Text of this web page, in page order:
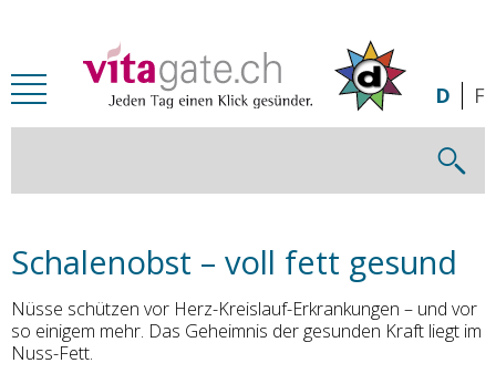
D F
Schalenobst – voll fett gesund
Nüsse schützen vor Herz-Kreislauf-Erkrankungen – und vor
so einigem mehr. Das Geheimnis der gesunden Kraft liegt im
Nuss-Fett.